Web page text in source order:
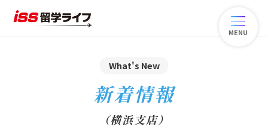
MENU
What's New
新着情報
（横浜支店）